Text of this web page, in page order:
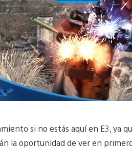
si no estás aquí en E3, ya
la oportunidad de ver en